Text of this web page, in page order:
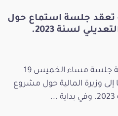
تعقد جلسة استماع حول
لسنة 2023.
عقدت لجنة المالية والميزانية جلسة مساء الخميس 19
إلى وزيرة المالية حول مشروع